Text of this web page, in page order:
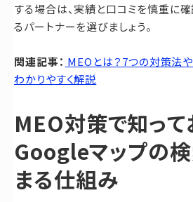
する場合は、実績と口コミを慎重に
るパートナーを選びましょう。
関連記事： MEOとは？7つの対策法や
わかりやすく解説
MEO対策で知って
Googleマップの
まる仕組み